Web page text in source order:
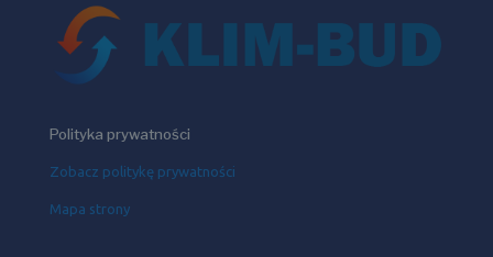
Polityka prywatności
Zobacz politykę prywatności
Mapa strony